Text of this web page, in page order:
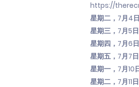
https://
星期二，7月4
星期三，7月5
星期四，7月6
星期五，7月7
星期一，7月10
星期二，7月11